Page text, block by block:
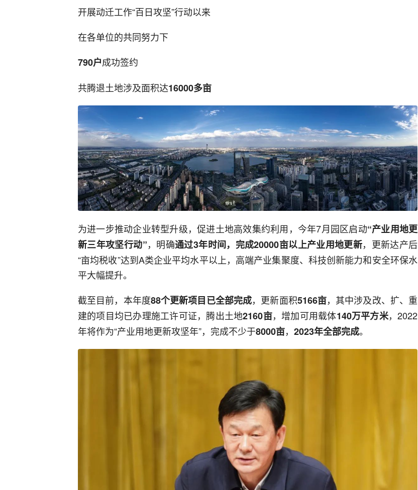
开展动迁工作“百日攻坚”行动以来
在各单位的共同努力下
790户成功签约
共腾退土地涉及面积达16000多亩
为进一步推动企业转型升级，促进土地高效集约利用，今年7月园区启动“产业用地更
新三年攻坚行动”，明确通过3年时间，完成20000亩以上产业用地更新，更新达产后
“亩均税收”达到A类企业平均水平以上，高端产业集聚度、科技创新能力和安全环保水
平大幅提升。
截至目前，本年度88个更新项目已全部完成，更新面积5166亩，其中涉及改、扩、重
建的项目均已办理施工许可证，腾出土地2160亩，增加可用载体140万平方米，2022
年将作为“产业用地更新攻坚年”，完成不少于8000亩， 2023年全部完成。